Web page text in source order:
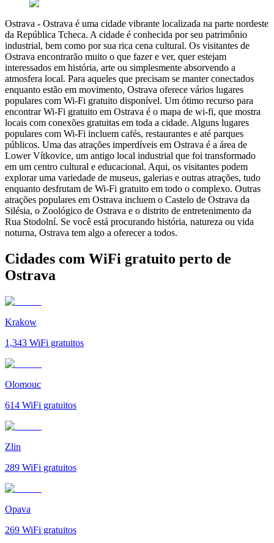
Ostrava - Ostrava é uma cidade vibrante localizada na parte nordeste
da República Tcheca. A cidade é conhecida por seu patrimônio
industrial, bem como por sua rica cena cultural. Os visitantes de
Ostrava encontrarão muito o que fazer e ver, quer estejam
interessados em história, arte ou simplesmente absorvendo a
atmosfera local. Para aqueles que precisam se manter conectados
enquanto estão em movimento, Ostrava oferece vários lugares
populares com Wi-Fi gratuito disponível. Um ótimo recurso para
encontrar Wi-Fi gratuito em Ostrava é o mapa de wi-fi, que mostra
locais com conexões gratuitas em toda a cidade. Alguns lugares
populares com Wi-Fi incluem cafés, restaurantes e até parques
públicos. Uma das atrações imperdíveis em Ostrava é a área de
Lower Vítkovice, um antigo local industrial que foi transformado
em um centro cultural e educacional. Aqui, os visitantes podem
explorar uma variedade de museus, galerias e outras atrações, tudo
enquanto desfrutam de Wi-Fi gratuito em todo o complexo. Outras
atrações populares em Ostrava incluem o Castelo de Ostrava da
Silésia, o Zoológico de Ostrava e o distrito de entretenimento da
Rua Stodolní. Se você está procurando história, natureza ou vida
noturna, Ostrava tem algo a oferecer a todos.
Cidades com WiFi gratuito perto de
Ostrava
Krakow
1,343 WiFi gratuitos
Olomouc
614 WiFi gratuitos
Zlin
289 WiFi gratuitos
Opava
269 WiFi gratuitos